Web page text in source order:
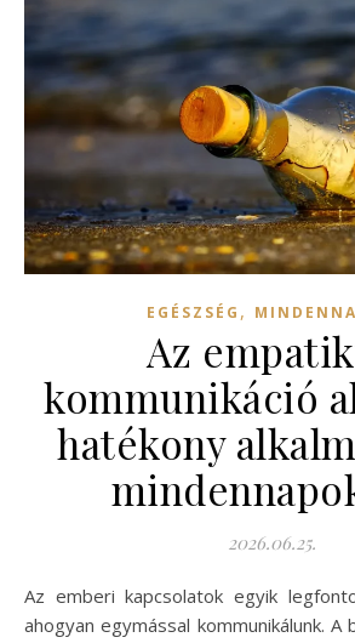
EGÉSZSÉG ,
Az
kommunikáció
hatékony
2026.06.25.
Az emberi kapcsolatok egyik legfontosabb alapköve az,
ahogyan egymással kommunikálunk. A